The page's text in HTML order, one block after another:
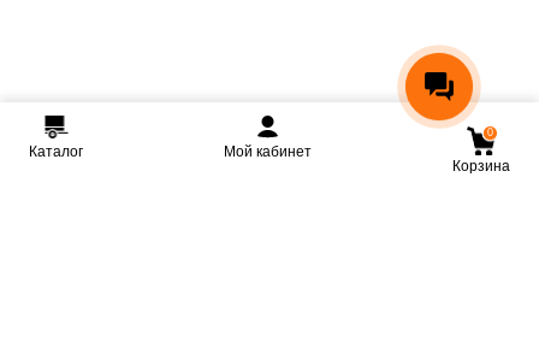
Каталог Мой кабинет
0
Корзина